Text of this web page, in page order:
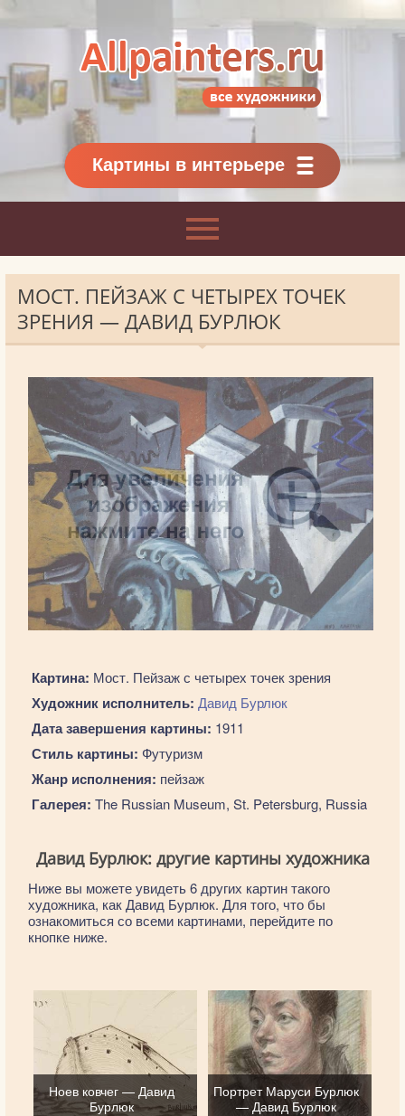
Картины классиков
и современников
Картины в интерьере
МОСТ. ПЕЙЗАЖ С ЧЕТЫРЕХ ТОЧЕК
ЗРЕНИЯ — ДАВИД БУРЛЮК
Картина: Мост. Пейзаж с четырех точек зрения
Художник исполнитель: Давид Бурлюк
Дата завершения картины: 1911
Стиль картины: Футуризм
Жанр исполнения: пейзаж
Галерея: The Russian Museum, St. Petersburg, Russia
Давид Бурлюк: другие картины художника
Ниже вы можете увидеть 6 других картин такого
художника, как Давид Бурлюк. Для того, что бы
ознакомиться со всеми картинами, перейдите по
кнопке ниже.
Ноев ковчег — Давид
Бурлюк
Портрет Маруси Бурлюк
— Давид Бурлюк